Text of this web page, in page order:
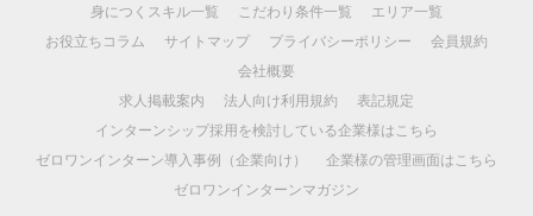
身につくスキル一覧
こだわり条件一覧
エリア一覧
お役立ちコラム
サイトマップ プライバシーポリシー
会員規約
会社概要
求人掲載案内
法人向け利用規約
表記規定
インターンシップ採用を検討している企業様はこちら
ゼロワンインターン導入事例（企業向け）
企業様の管理画面はこちら
ゼロワンインターンマガジン